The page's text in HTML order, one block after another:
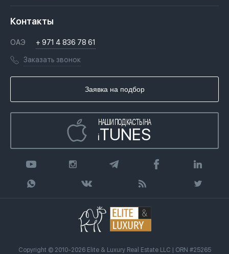
Недвижимость за криптовалюту в Дубае
Переезд в Дубай, ОАЭ
Гражданство ОАЭ
Законы
Вопросы и ответы
Книги
Инфографика
Лицензии
Агентство недвижимости
Контакты
ОАЭ + 971 4 836 78 61
Заказать звонок
Заявка на подбор
НАШИ ПОДКАСТЫ НА
iTUNES
Copyright © 2010-2026 Elite & Luxury Real Estate LLC | ORN #25265